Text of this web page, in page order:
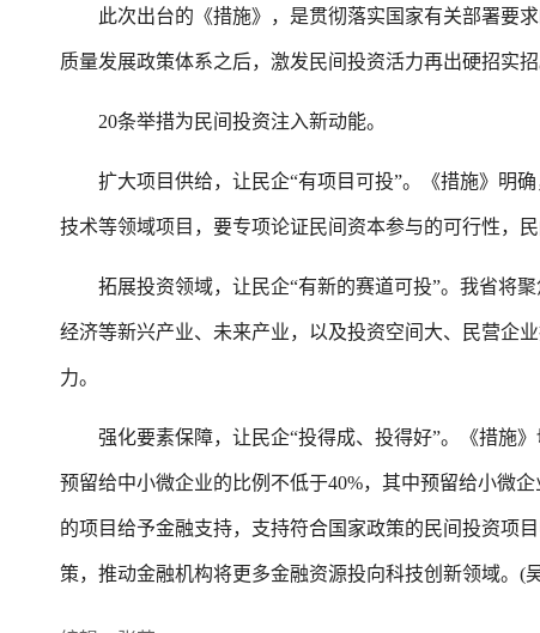
此次出台的《措施》，是贯彻落实国家有关部署要求
质量发展政策体系之后，激发民间投资活力再出硬招实招
20条举措为民间投资注入新动能。
扩大项目供给，让民企“有项目可投”。《措施》明确
技术等领域项目，要专项论证民间资本参与的可行性，民
拓展投资领域，让民企“有新的赛道可投”。我省将聚
经济等新兴产业、未来产业，以及投资空间大、民营企
力。
强化要素保障，让民企“投得成、投得好”。《措施》
预留给中小微企业的比例不低于40%，其中预留给小微
的项目给予金融支持，支持符合国家政策的民间投资项
策，推动金融机构将更多金融资源投向科技创新领域。(